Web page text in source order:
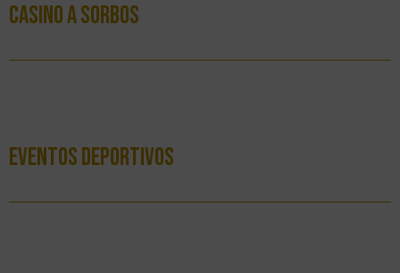
Casino a Sorbos
Eventos Deportivos